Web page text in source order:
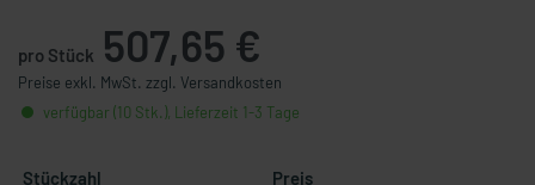
pro Stück 507,65 €
Preise exkl. MwSt. zzgl. Versandkosten
verfügbar (10 Stk.), Lieferzeit 1-3 Tage
Stückzahl Preis